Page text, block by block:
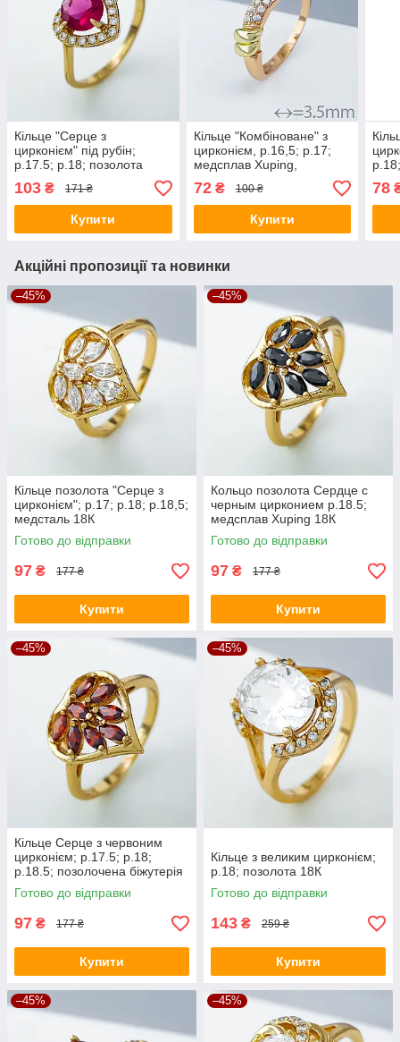
Кільце "Серце з
цирконієм" під рубін;
p.17.5; р.18; позолота
Xuping 18К
103 ₴ 171 ₴
Купити
Кільце "Комбіноване" з
цирконієм, р.16,5; р.17;
медсплав Xuping,
позолота 14К
72₴ 100 ₴
Купити
78
Акційні пропозиції та новинки
–45%
Кільце позолота "Серце з
цирконієм"; p.17; р.18; р.18,5;
медсталь 18К
Готово до відправки
97 ₴ 177 ₴
Купити
–45%
Кольцо позолота Сердце с
черным цирконием p.18.5;
медсплав Xuping 18К
Готово до відправки
97 ₴ 177 ₴
Купити
–45%
Кільце Серце з червоним
цирконієм; р.17.5; р.18;
р.18.5; позолочена біжутерія
Xuping
Готово до відправки
97 ₴ 177 ₴
Купити
–45%
Кільце з великим цирконієм;
р.18; позолота 18К
Готово до відправки
143 ₴ 259 ₴
Купити
–45% –45%